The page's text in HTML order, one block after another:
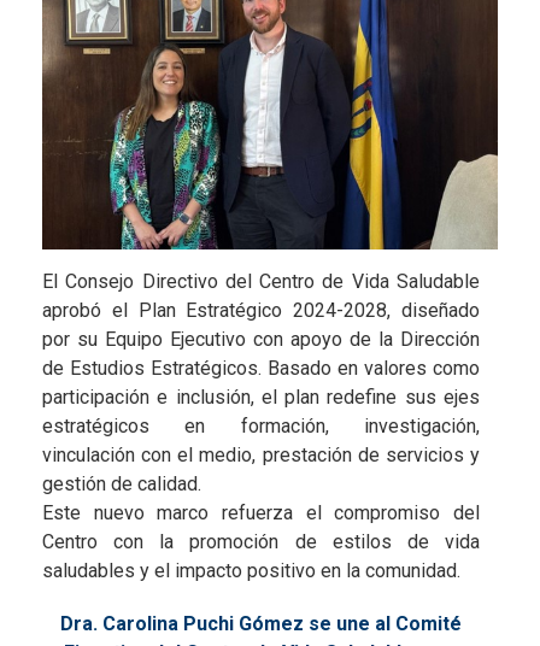
El Consejo Directivo del Centro de Vida Saludable
aprobó el Plan Estratégico 2024-2028, diseñado
por su Equipo Ejecutivo con apoyo de la Dirección
de Estudios Estratégicos. Basado en valores como
participación e inclusión, el plan redefine sus ejes
estratégicos en formación, investigación,
vinculación con el medio, prestación de servicios y
gestión de calidad.
Este nuevo marco refuerza el compromiso del
Centro con la promoción de estilos de vida
saludables y el impacto positivo en la comunidad.
Dra. Carolina Puchi Gómez se une al Comité